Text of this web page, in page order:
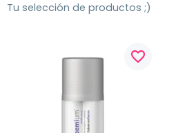
Tu selección de productos ;)
favorite_border